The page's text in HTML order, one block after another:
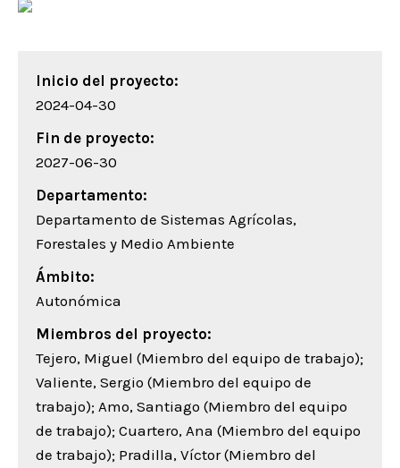
Inicio del proyecto:
2024-04-30
Fin de proyecto:
2027-06-30
Departamento:
Departamento de Sistemas Agrícolas,
Forestales y Medio Ambiente
Ámbito:
Autonómica
Miembros del proyecto:
Tejero, Miguel (Miembro del equipo de trabajo);
Valiente, Sergio (Miembro del equipo de
trabajo); Amo, Santiago (Miembro del equipo
de trabajo); Cuartero, Ana (Miembro del equipo
de trabajo); Pradilla, Víctor (Miembro del